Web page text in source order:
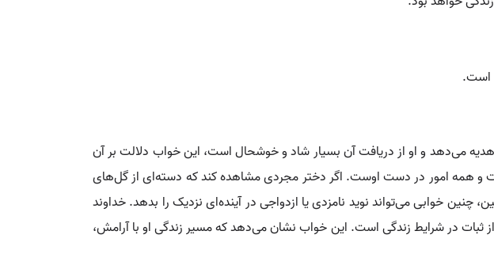
است.
می‌دهد و او از دریافت آن بسیار شاد و خوشحال است، این خواب دلالت بر آن
و همه امور در دست اوست. اگر دختر مجردی مشاهده کند که دسته‌ای از گل‌های
چنین خوابی می‌تواند نوید نامزدی یا ازدواجی در آینده‌ای نزدیک را بدهد. خداوند
در شرایط زندگی است. این خواب نشان می‌دهد که مسیر زندگی او با آرامش،